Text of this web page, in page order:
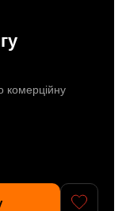
комерційну